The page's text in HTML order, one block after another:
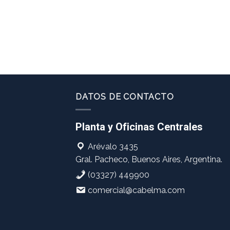
DATOS DE CONTACTO
Planta y Oficinas Centrales
Arévalo 3435
Gral. Pacheco, Buenos Aires, Argentina.
(03327) 449900
comercial@cabelma.com